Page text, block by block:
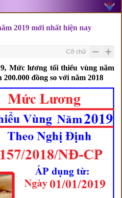
2019 mới nhất hiện nay
Cỡ chữ
Mức lương tối thiểu vùng năm
200.000 đồng so với năm 2018